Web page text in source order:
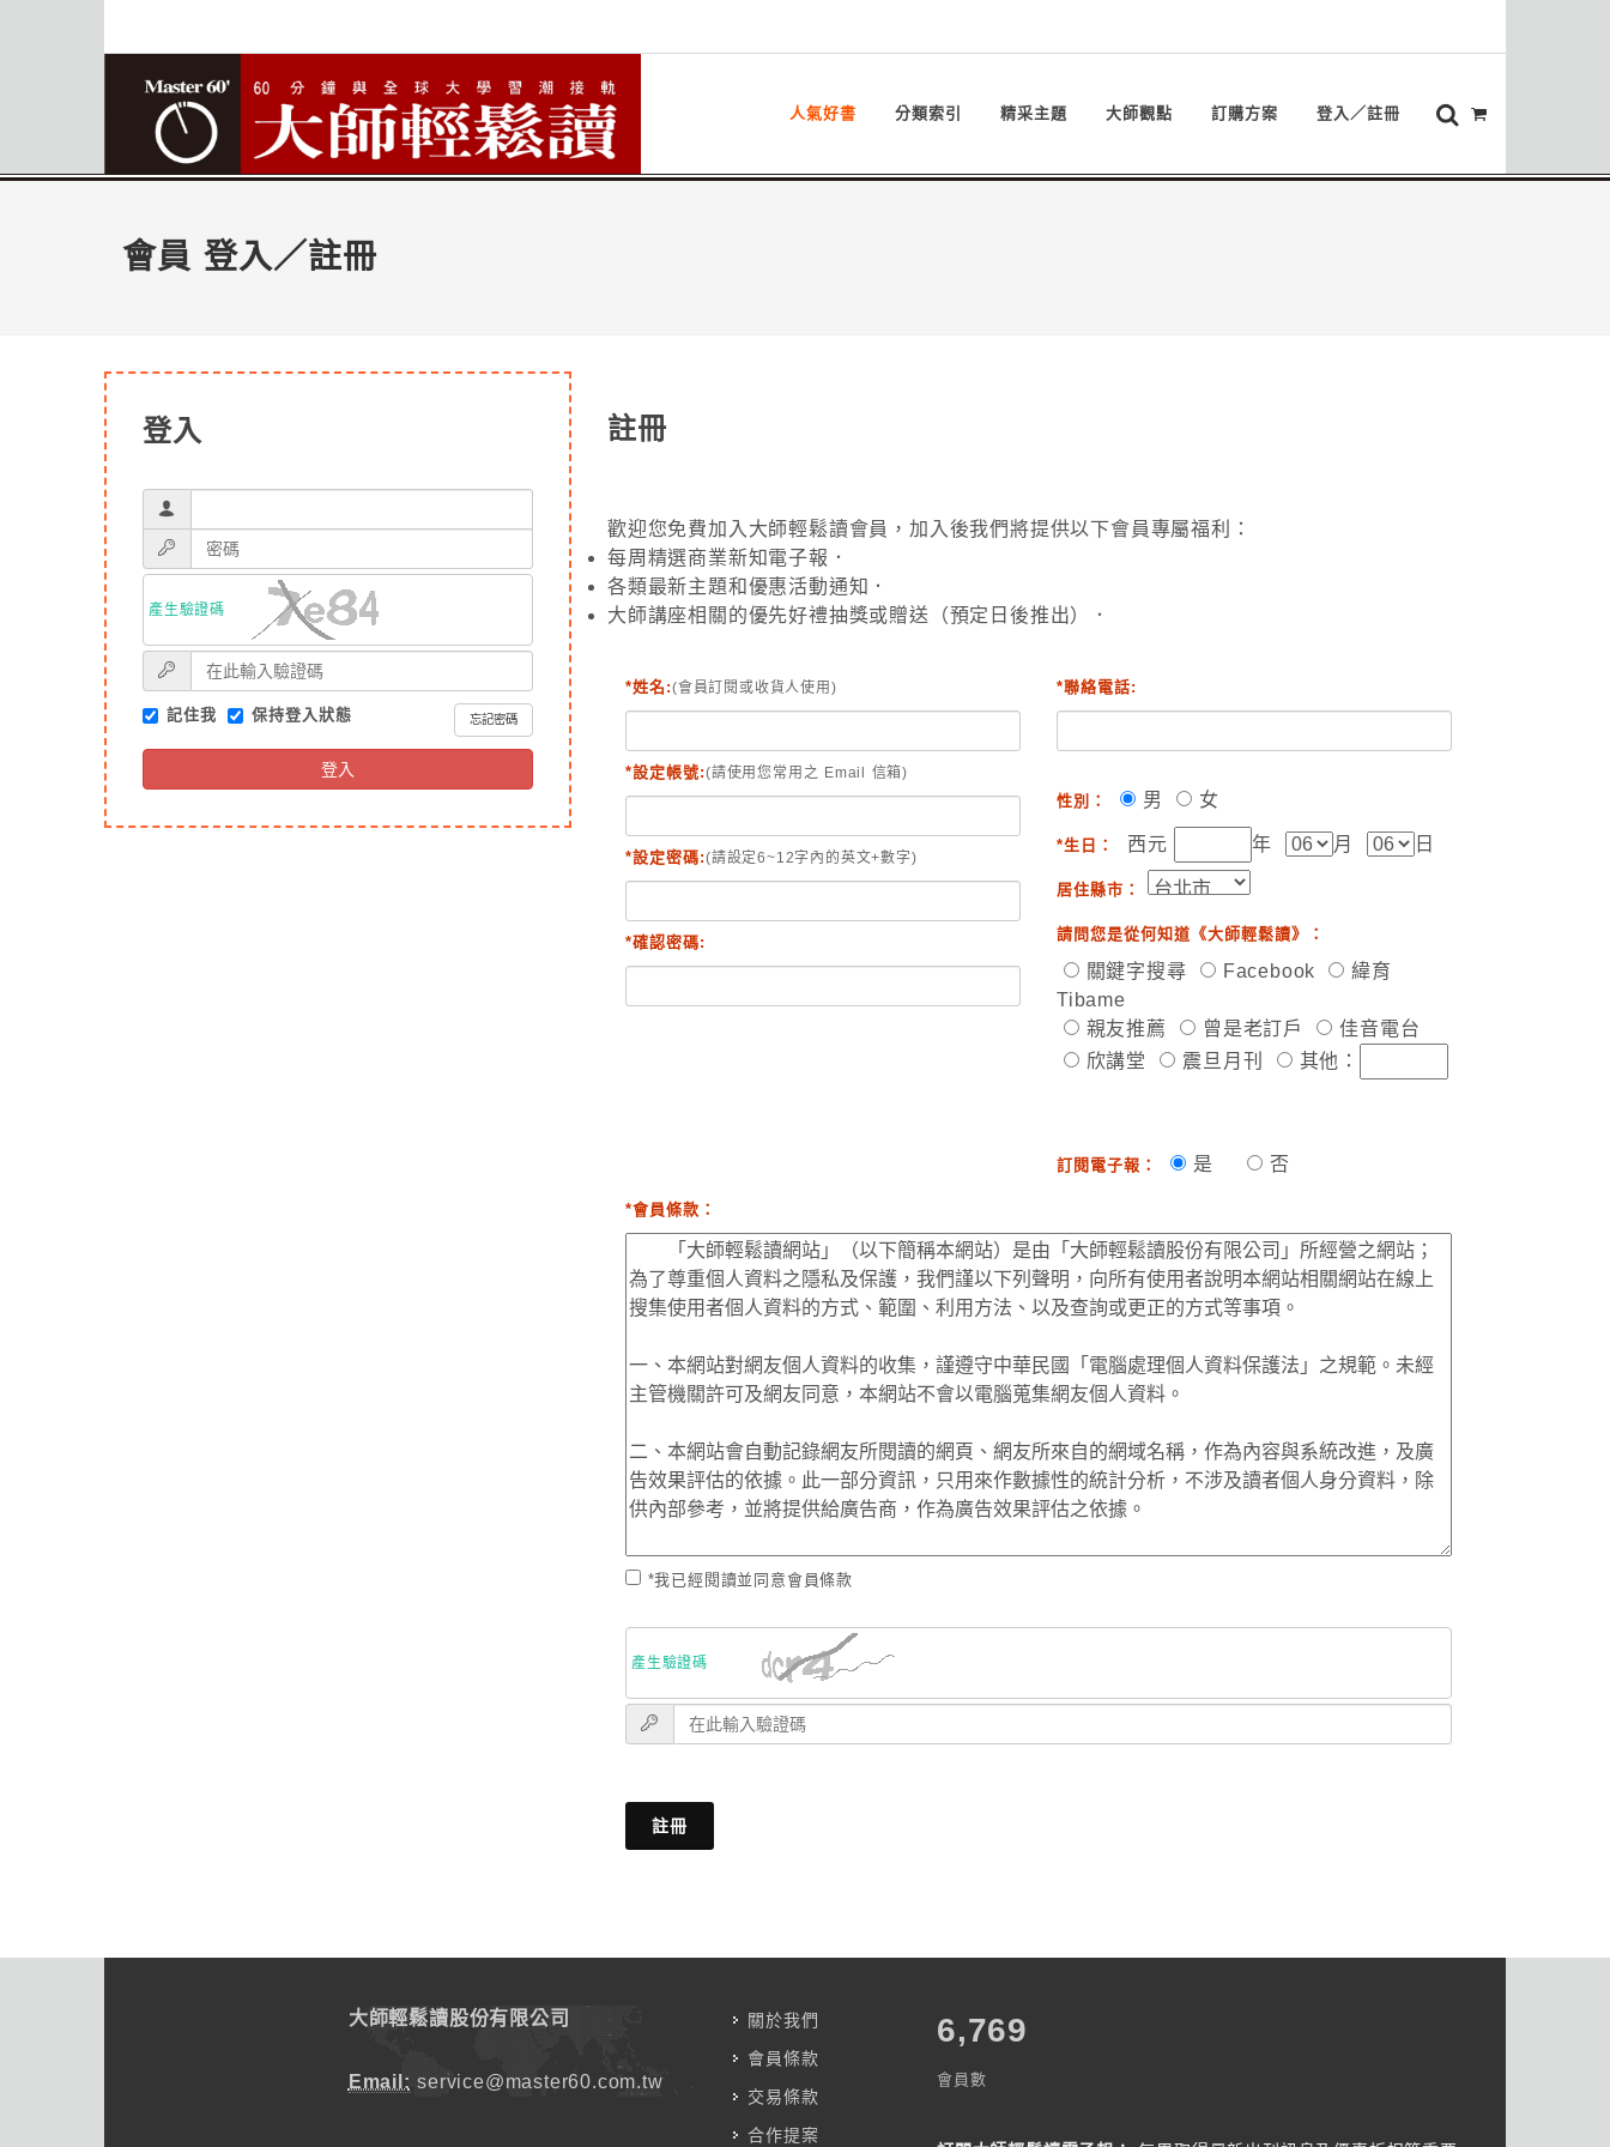
人氣好書 分類索引 精采主題 大師觀點 訂購方案 登入／註冊
會員 登入／註冊
登入
產生驗證碼
記住我 保持登入狀態 忘記密碼
登入
註冊
歡迎您免費加入大師輕鬆讀會員，加入後我們將提供以下會員專屬福利：
每周精選商業新知電子報．
各類最新主題和優惠活動通知．
大師講座相關的優先好禮抽獎或贈送（預定日後推出）．
*姓名:(會員訂閱或收貨人使用)
*設定帳號:(請使用您常用之 Email 信箱)
*設定密碼:(請設定6~12字內的英文+數字)
*確認密碼:
*聯絡電話:
性別： 男 女
*生日： 西元 年 月 日
居住縣市：
請問您是從何知道《大師輕鬆讀》：
關鍵字搜尋 Facebook
緯育
Tibame
親友推薦
曾是老訂戶
佳音電台
欣講堂
震旦月刊 其他：
訂閱電子報： 是 否
*會員條款：
*我已經閱讀並同意會員條款
產生驗證碼
註冊
大師輕鬆讀股份有限公司
Email: service@master60.com.tw
關於我們
會員條款
交易條款
合作提案
7,787
會員數